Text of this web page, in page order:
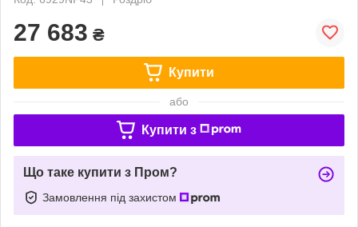
27 683 ₴
Купити
або
Купити з
Що таке купити з Пром?
Замовлення під захистом